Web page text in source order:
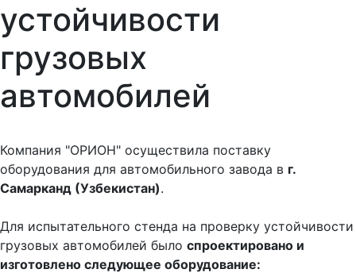
устойчивости
грузовых
автомобилей
Компания "ОРИОН" осуществила поставку
оборудования для автомобильного завода в г.
Самарканд (Узбекистан).
Для испытательного стенда на проверку устойчивости
грузовых автомобилей было спроектировано и
изготовлено следующее оборудование: